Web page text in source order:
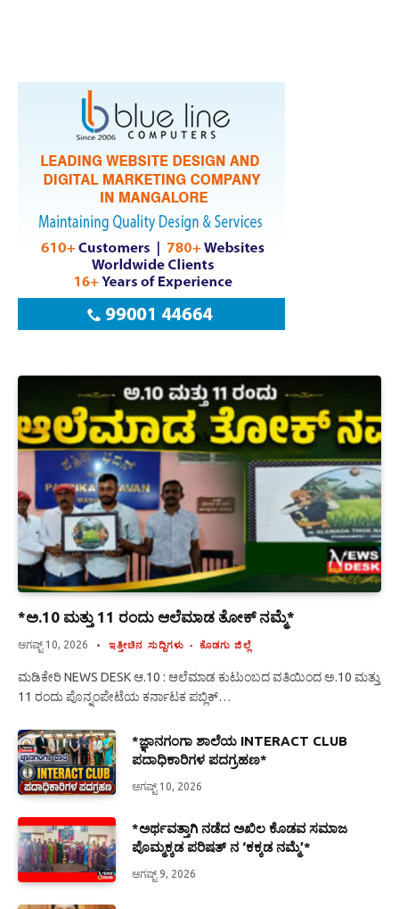
*ಅ.10 ಮತ್ತು 11 ರಂದು ಆಲೆಮಾಡ ತೋಕ್ ನಮ್ಮೆ*
ಆಗಷ್ಟ್ 10, 2026 ಇತ್ತೀಚಿನ ಸುದ್ದಿಗಳು ಕೊಡಗು ಜಿಲ್ಲೆ
ಮಡಿಕೇರಿ NEWS DESK ಆ.10 : ಆಲೆಮಾಡ ಕುಟುಂಬದ ವತಿಯಿಂದ ಅ.10 ಮತ್ತು
11 ರಂದು ಪೊನ್ನಂಪೇಟೆಯ ಕರ್ನಾಟಕ ಪಬ್ಲಿಕ್…
*ಜ್ಞಾನಗಂಗಾ ಶಾಲೆಯ INTERACT CLUB
ಪದಾಧಿಕಾರಿಗಳ ಪದಗ್ರಹಣ*
ಆಗಷ್ಟ್ 10, 2026
*ಅರ್ಥವತ್ತಾಗಿ ನಡೆದ ಅಖಿಲ ಕೊಡವ ಸಮಾಜ
ಪೊಮ್ಮಕ್ಕಡ ಪರಿಷತ್ ನ ‘ಕಕ್ಕಡ ನಮ್ಮೆ’*
ಆಗಷ್ಟ್ 9, 2026